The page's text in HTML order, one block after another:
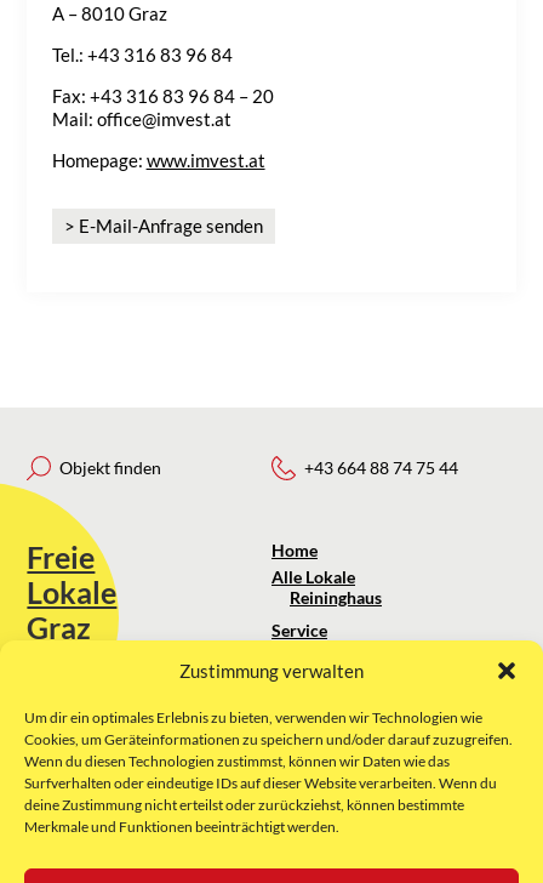
Zustimmung verwalten
Um dir ein optimales Erlebnis zu bieten, verwenden wir Technologien wie
Cookies, um Geräteinformationen zu speichern und/oder darauf zuzugreifen.
Wenn du diesen Technologien zustimmst, können wir Daten wie das
Surfverhalten oder eindeutige IDs auf dieser Website verarbeiten. Wenn du
deine Zustimmung nicht erteilst oder zurückziehst, können bestimmte
Merkmale und Funktionen beeinträchtigt werden.
A – 8010 Graz
Tel.: +43 316 83 96 84
Fax: +43 316 83 96 84 – 20
Mail: office@imvest.at
Homepage: www.imvest.at
> E-Mail-Anfrage senden
Objekt finden
Freie
Lokale
Graz
Sie erreichen uns unter:
kontakt@freielokale-graz.at
Website by Rubikon Werbeagentur
GmbH
+43 664 88 74 75 44
Home
Alle Lokale
Reininghaus
Service
Über uns
Impressum
AGB
Datenschutz
E-Mail